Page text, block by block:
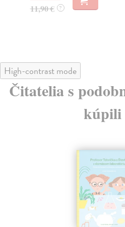
High-contrast mode
Čitatelia s
kúpili